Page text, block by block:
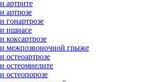
артрите
артрозе
гонартрозе
ишиасе
коксартрозе
межпозвоночной грыже
остеоартрозе
остеомиелите
остеопорозе